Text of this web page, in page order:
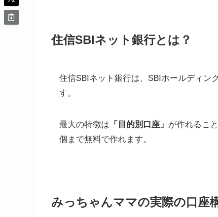
住信SBIネット銀行とは？
住信SBIネット銀行は、SBIホールディン
す。
最大の特徴は 「目的別口座」 が作れるこ
個まで無料で作れます。
みっちゃんママの実際の口座